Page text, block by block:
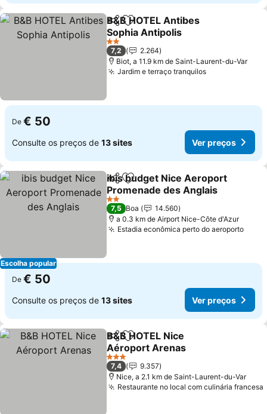
PartilharAdicionar aos favoritos
B&B HOTEL Antibes
Sophia Antipolis
2 Estrelas
7,2
2.264
Biot, a 11.9 km de Saint-Laurent-du-Var
Jardim e terraço tranquilos
De € 50
Consulte os preços de 13 sites Ver preços
Escolha popular
PartilharAdicionar aos favoritos
ibis budget Nice Aeroport
Promenade des Anglais
2 Estrelas
7,5 Boa
14.560
a 0.3 km de Airport Nice-Côte d'Azur
Estadia econômica perto do aeroporto
De € 50
Consulte os preços de 13 sites Ver preços
PartilharAdicionar aos favoritos
B&B HOTEL Nice
Aéroport Arenas
3 Estrelas
7,4
9.357
Nice, a 2.1 km de Saint-Laurent-du-Var
Restaurante no local com culinária francesa